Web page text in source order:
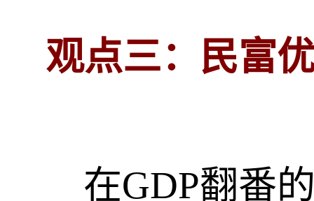
观点三：民富
在GDP翻番的